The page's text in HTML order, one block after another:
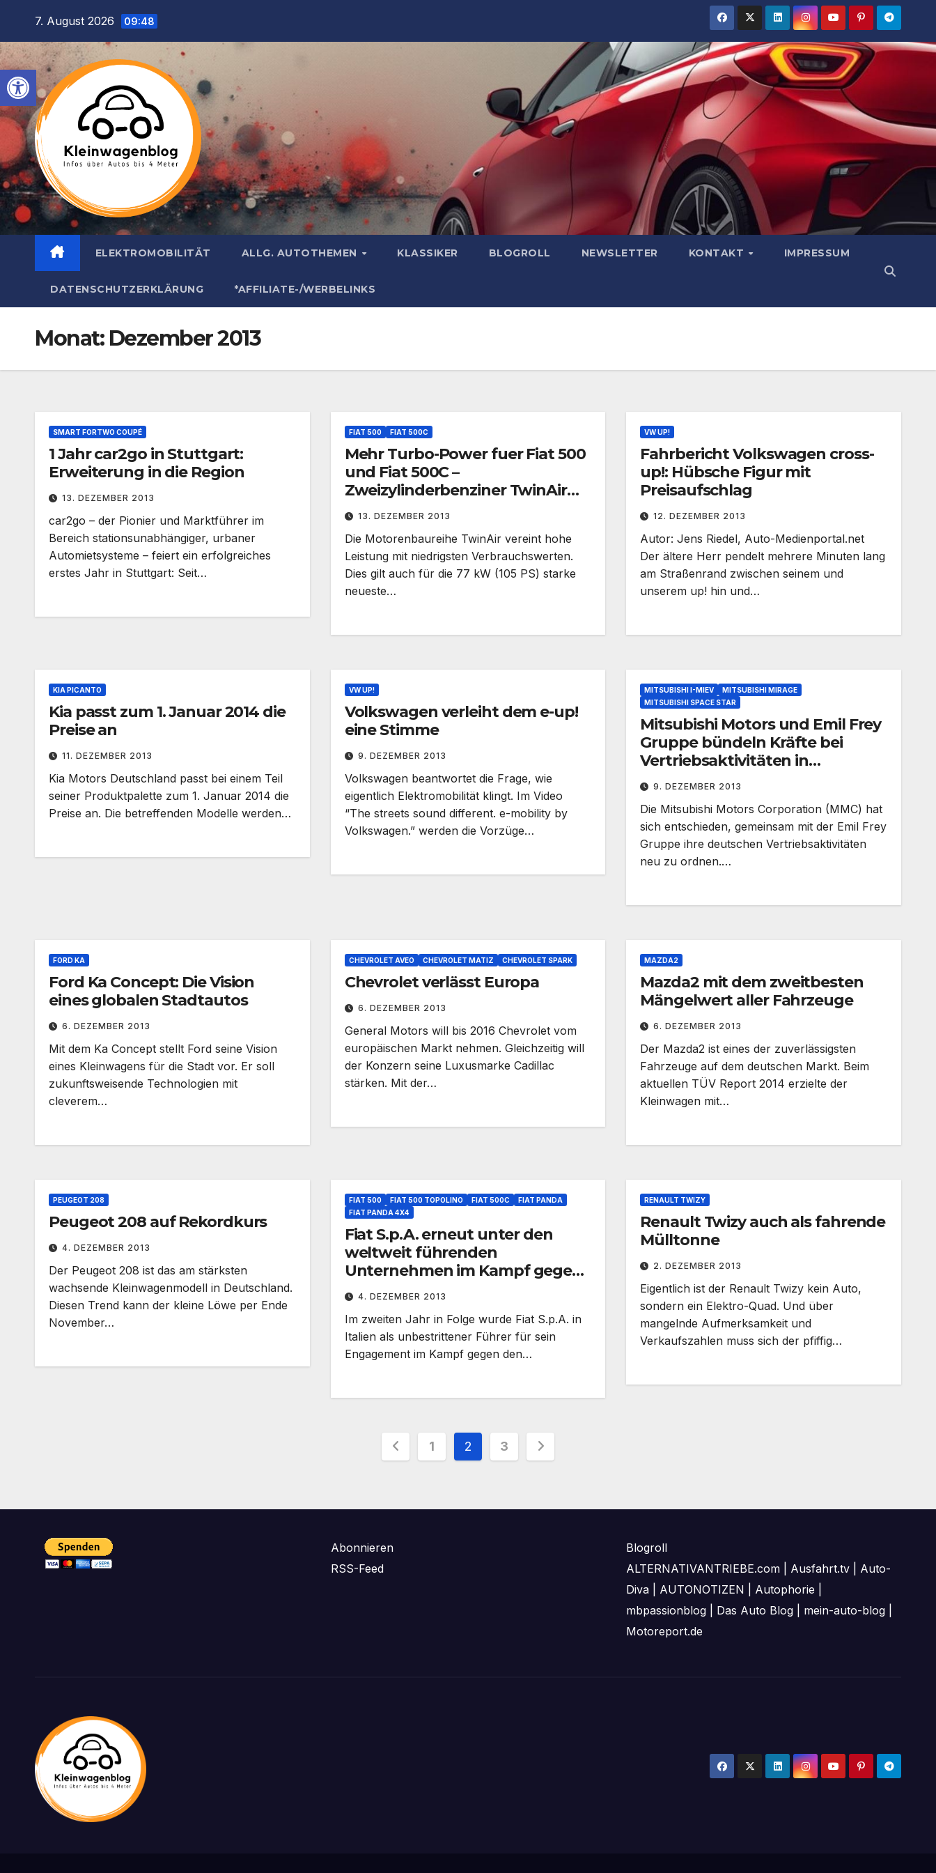
Werkzeugleiste öffnen
springen
springen
7. August 2026 09:48
ELEKTROMOBILITÄT ALLG. AUTOTHEMEN KLASSIKER BLOGROLL NEWSLETTER KONTAKT IMPRESSUM
DATENSCHUTZERKLÄRUNG *AFFILIATE-/WERBELINKS
Monat: Dezember 2013
SMART FORTWO COUPÉ
1 Jahr car2go in Stuttgart:
Erweiterung in die Region
13. DEZEMBER 2013
car2go – der Pionier und Marktführer im
Bereich stationsunabhängiger, urbaner
Automietsysteme – feiert ein erfolgreiches
erstes Jahr in Stuttgart: Seit…
FIAT 500 FIAT 500C
Mehr Turbo-Power fuer Fiat 500
und Fiat 500C –
Zweizylinderbenziner TwinAir
jetzt mit 105 PS
13. DEZEMBER 2013
Die Motorenbaureihe TwinAir vereint hohe
Leistung mit niedrigsten Verbrauchswerten.
Dies gilt auch für die 77 kW (105 PS) starke
neueste…
VW UP!
Fahrbericht Volkswagen cross-
up!: Hübsche Figur mit
Preisaufschlag
12. DEZEMBER 2013
Autor: Jens Riedel, Auto-Medienportal.net
Der ältere Herr pendelt mehrere Minuten lang
am Straßenrand zwischen seinem und
unserem up! hin und…
KIA PICANTO
Kia passt zum 1. Januar 2014 die
Preise an
11. DEZEMBER 2013
Kia Motors Deutschland passt bei einem Teil
seiner Produktpalette zum 1. Januar 2014 die
Preise an. Die betreffenden Modelle werden…
VW UP!
Volkswagen verleiht dem e-up!
eine Stimme
9. DEZEMBER 2013
Volkswagen beantwortet die Frage, wie
eigentlich Elektromobilität klingt. Im Video
“The streets sound different. e-mobility by
Volkswagen.” werden die Vorzüge…
MITSUBISHI I-MIEV
MITSUBISHI MIRAGE
MITSUBISHI SPACE STAR
Mitsubishi Motors und Emil Frey
Gruppe bündeln Kräfte bei
Vertriebsaktivitäten in
Deutschland
9. DEZEMBER 2013
Die Mitsubishi Motors Corporation (MMC) hat
sich entschieden, gemeinsam mit der Emil Frey
Gruppe ihre deutschen Vertriebsaktivitäten
neu zu ordnen.…
FORD KA
Ford Ka Concept: Die Vision
eines globalen Stadtautos
6. DEZEMBER 2013
Mit dem Ka Concept stellt Ford seine Vision
eines Kleinwagens für die Stadt vor. Er soll
zukunftsweisende Technologien mit
cleverem…
CHEVROLET AVEO CHEVROLET MATIZ CHEVROLET SPARK
Chevrolet verlässt Europa
6. DEZEMBER 2013
General Motors will bis 2016 Chevrolet vom
europäischen Markt nehmen. Gleichzeitig will
der Konzern seine Luxusmarke Cadillac
stärken. Mit der…
MAZDA2
Mazda2 mit dem zweitbesten
Mängelwert aller Fahrzeuge
6. DEZEMBER 2013
Der Mazda2 ist eines der zuverlässigsten
Fahrzeuge auf dem deutschen Markt. Beim
aktuellen TÜV Report 2014 erzielte der
Kleinwagen mit…
PEUGEOT 208
Peugeot 208 auf Rekordkurs
4. DEZEMBER 2013
Der Peugeot 208 ist das am stärksten
wachsende Kleinwagenmodell in Deutschland.
Diesen Trend kann der kleine Löwe per Ende
November…
FIAT 500 FIAT 500 TOPOLINO FIAT 500C
FIAT PANDA
FIAT PANDA 4X4
Fiat S.p.A. erneut unter den
weltweit führenden
Unternehmen im Kampf gegen
den Klimawandel
4. DEZEMBER 2013
Im zweiten Jahr in Folge wurde Fiat S.p.A. in
Italien als unbestrittener Führer für sein
Engagement im Kampf gegen den…
RENAULT TWIZY
Renault Twizy auch als fahrende
Mülltonne
2. DEZEMBER 2013
Eigentlich ist der Renault Twizy kein Auto,
sondern ein Elektro-Quad. Und über
mangelnde Aufmerksamkeit und
Verkaufszahlen muss sich der pfiffig…
Seitennummerierung
Beiträge
1 2 3
Abonnieren
RSS-Feed
Blogroll
ALTERNATIVANTRIEBE.com
Ausfahrt.tv
Auto-
Diva
AUTONOTIZEN Autophorie
mbpassionblog
Das Auto Blog mein-auto-blog
Motoreport.de